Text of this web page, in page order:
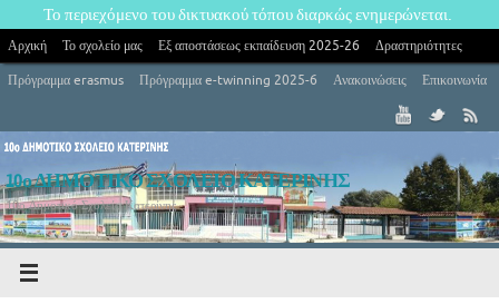
Το περιεχόμενο του δικτυακού τόπου διαρκώς ενημερώνεται.
Αρχική Το σχολείο μας Εξ αποστάσεως εκπαίδευση 2025-26
Δραστηριότητες
Πρόγραμμα erasmus
Πρόγραμμα e-twinning 2025-6 Ανακοινώσεις Επικοινωνία
10ο ΔΗΜΟΤΙΚΟ ΣΧΟΛΕΙΟ ΚΑΤΕΡΙΝΗΣ
10ο Δημοτικό Σχολείο Κατερίνης